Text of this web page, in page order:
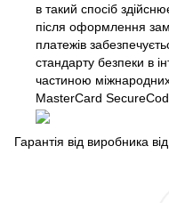
в такий спосіб
після оформлення
платежів
стандарту безпеки в
частиною
MasterCard
Гарантія від виробника